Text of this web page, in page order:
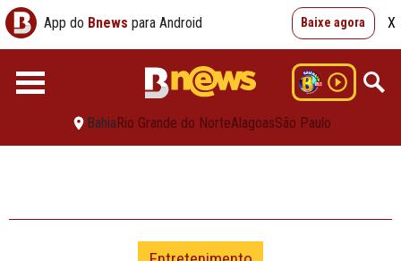
App do Bnews para Android Baixe agora X
BahiaRio Grande do NorteAlagoasSão Paulo